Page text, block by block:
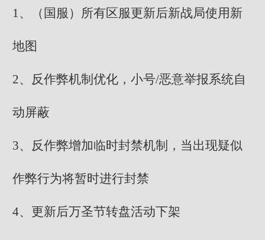
1、（国服）所有区服更新后新战局使用新
地图
2、反作弊机制优化，小号/恶意举报系统自
动屏蔽
3、反作弊增加临时封禁机制，当出现疑似
作弊行为将暂时进行封禁
4、更新后万圣节转盘活动下架